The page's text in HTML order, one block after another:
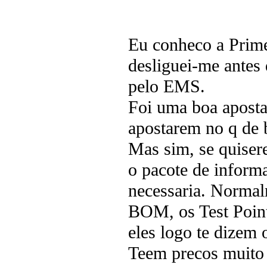
Eu conheco a
desliguei-me
pelo EMS.
Foi uma boa
apostarem no q
Mas sim, se
o pacote de
necessaria.
BOM, os Test
eles logo te dizem
Teem precos